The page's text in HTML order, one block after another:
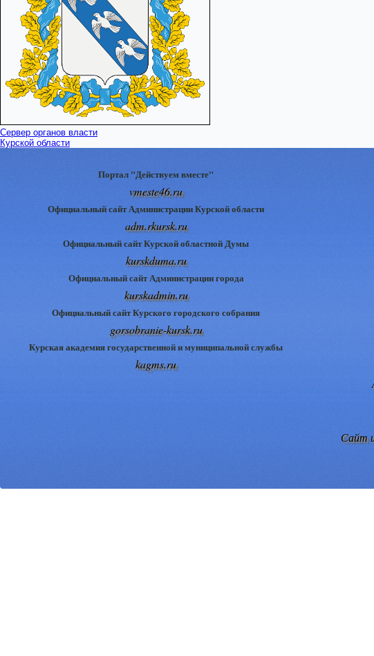
Сервер органов власти
Курской области
Портал "Действуем вместе"
vmeste46.ru
Официальный сайт Администрации Курской области
adm.rkursk.ru
Официальный сайт Курской областной Думы
kurskduma.ru
Официальный сайт Администрации города
kurskadmin.ru
Официальный сайт Курского городского собрания
gorsobranie-kursk.ru
Курская академия государственной и муниципальной службы
kagms.ru
Сайт